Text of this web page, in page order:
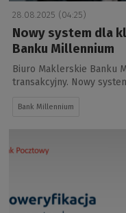
28.08.2025 (04:25)
Nowy system dla
Banku Millennium
Biuro Maklerskie Banku
transakcyjny. Nowy
Bank Millennium